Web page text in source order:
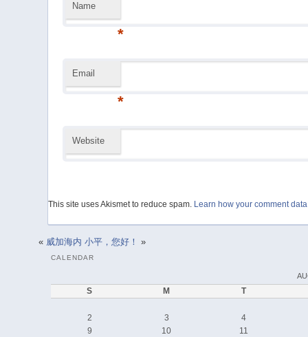
Name
*
Email
*
Website
This site uses Akismet to reduce spam. Learn how your comment
« 威加海内 小平，您好！ »
CALENDAR
S M T
2 3
4
9
10 11